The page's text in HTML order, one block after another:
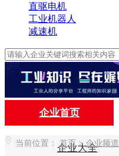
直驱电机
工业机器人
减速机
企业首页
企业大全
当前位置： 首页 > 企业频道